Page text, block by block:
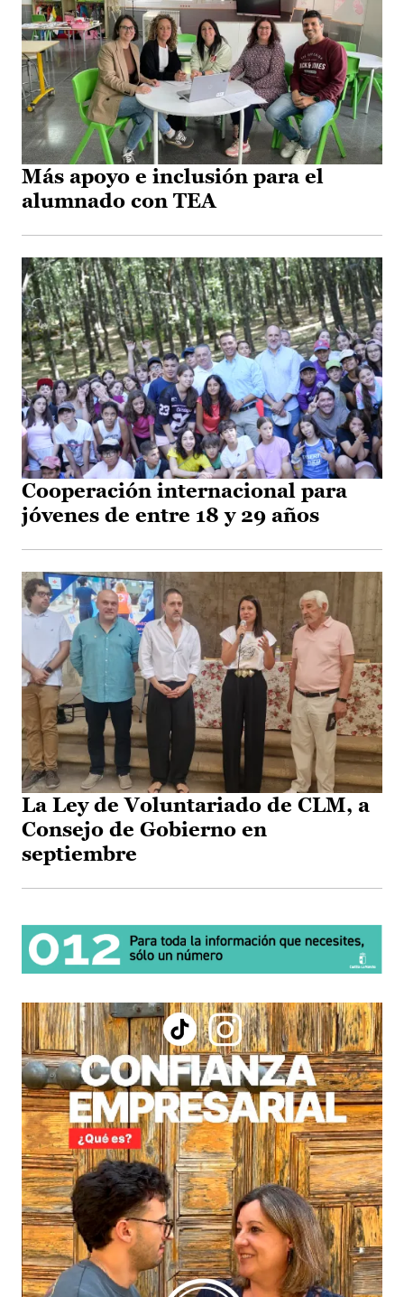
Más apoyo e inclusión para el
alumnado con TEA
Cooperación internacional para
jóvenes de entre 18 y 29 años
La Ley de Voluntariado de CLM, a
Consejo de Gobierno en
septiembre